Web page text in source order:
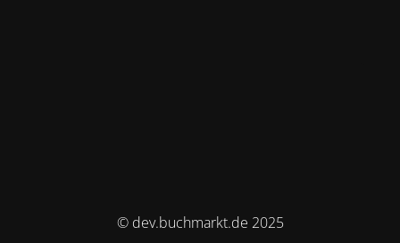
© dev.buchmarkt.de 2025